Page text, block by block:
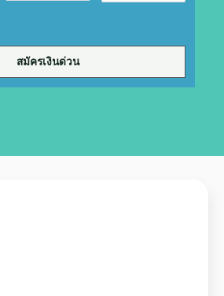
สมัครเงินด่วน